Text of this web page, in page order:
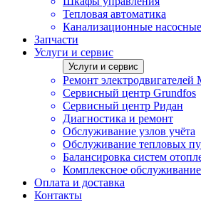
Тепловая автоматика
Канализационные
Запчасти
Услуги и сервис
Услуги и сервис
Ремонт электродвигателей
Сервисный центр Grundfos
Сервисный центр Ридан
Диагностика и ремонт
Обслуживание узлов учёта
Обслуживание тепловых
Балансировка систем
Комплексное обслуживание
Оплата и доставка
Контакты